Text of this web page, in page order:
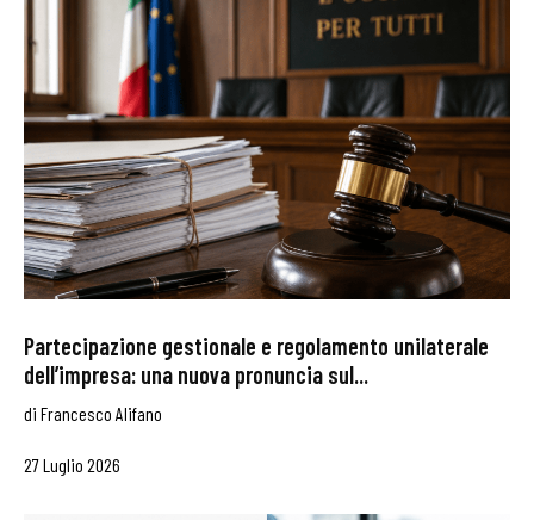
Partecipazione gestionale e regolamento unilaterale
dell’impresa: una nuova pronuncia sul...
di Francesco Alifano
27 Luglio 2026